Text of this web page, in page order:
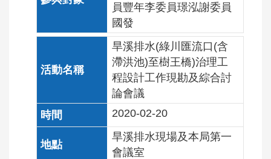
員豐年李委員璟泓謝委員
國發
旱溪排水(綠川匯流口(含
滯洪池)至樹王橋)治理工
程設計工作現勘及綜合討
論會議
2020-02-20
旱溪排水現場及本局第一
會議室